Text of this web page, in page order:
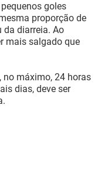
goles
proporção de
da diarreia. Ao
mais salgado que
no máximo, 24 horas
dias, deve ser